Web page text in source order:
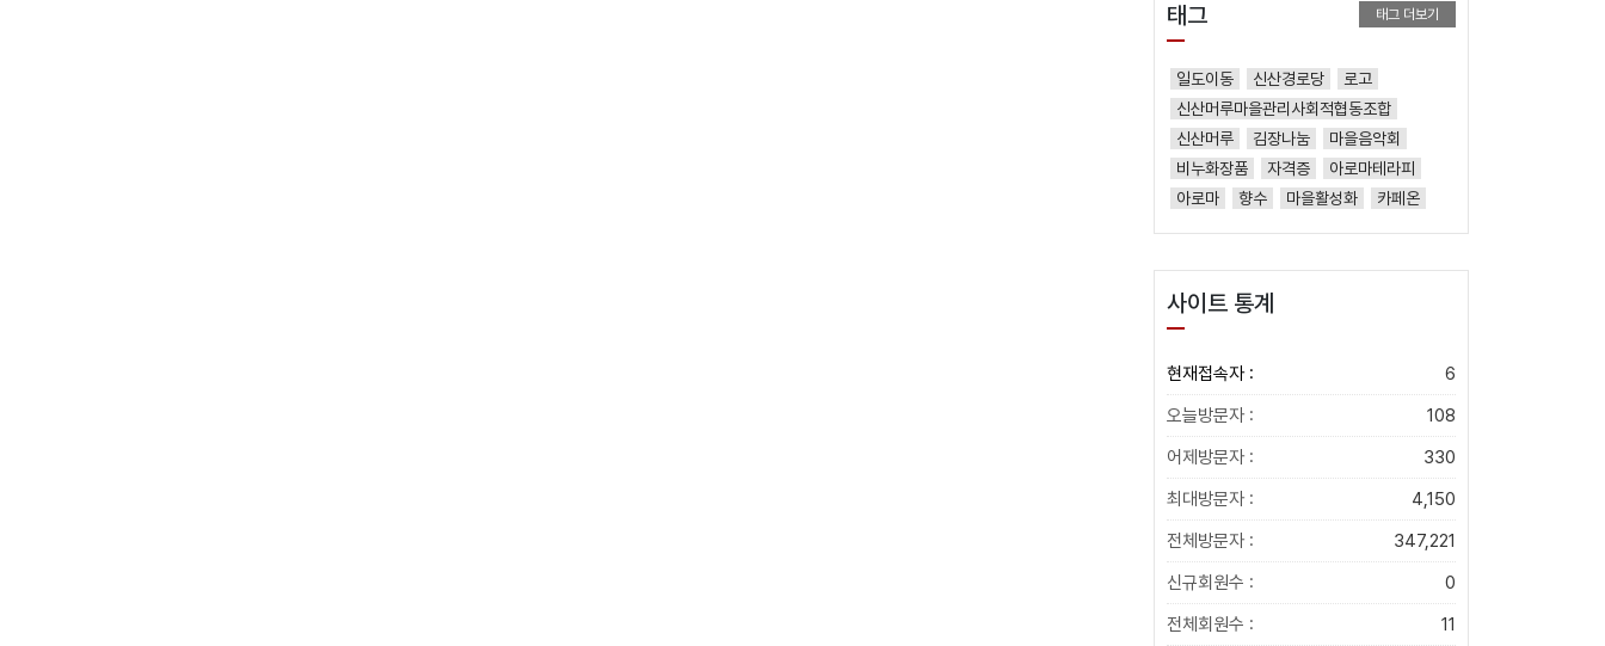
태그 태그 더보기
일도이동 신산경로당
로고
신산머루마을관리사회적협동조합
신산머루
김장나눔
마을음악회
비누화장품
자격증
아로마테라피
아로마
향수 마을활성화 카페온
사이트 통계
현재접속자 :
6
오늘방문자 :
108
어제방문자 :
330
최대방문자 :
4,150
전체방문자 :
347,221
신규회원수 :
0
전체회원수 :
11